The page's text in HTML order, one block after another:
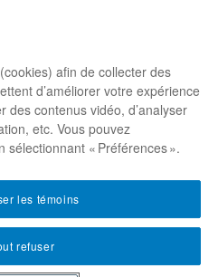
plastique, composantes
ordinateur et écran, claviers
afin de collecter des
d’améliorer votre expérience
des contenus vidéo, d’analyser
etc. Vous pouvez
« Préférences ».
refuser
les témoins